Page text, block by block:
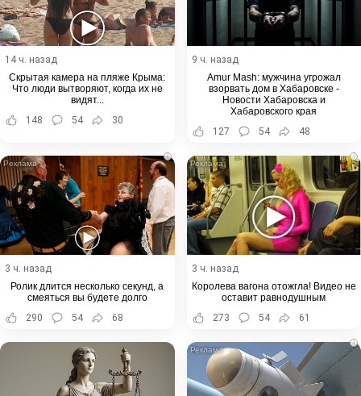
14 ч. назад
Скрытая камера на пляже Крыма:
Что люди вытворяют, когда их не
видят...
148
54 30
9 ч. назад
Amur Mash: мужчина угрожал
взорвать дом в Хабаровске -
Новости Хабаровска и
Хабаровского края
127
54 48
i
3 ч. назад
Ролик длится несколько секунд, а
смеяться вы будете долго
290
54 68
i
3 ч. назад
Королева вагона отожгла! Видео не
оставит равнодушным
273
54 61
i